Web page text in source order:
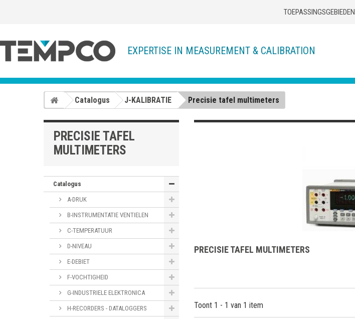
TOEPASSINGSGEBIEDEN
EXPERTISE IN MEASUREMENT & CALIBRATION
Catalogus J-KALIBRATIE Precisie tafel multimeters
PRECISIE TAFEL
MULTIMETERS
Catalogus
A-DRUK
B-INSTRUMENTATIE VENTIELEN
C-TEMPERATUUR
D-NIVEAU
E-DEBIET
F-VOCHTIGHEID
G-INDUSTRIELE ELEKTRONICA
H-RECORDERS - DATALOGGERS
PRECISIE TAFEL MULTIMETERS
Toont 1 - 1 van 1 item